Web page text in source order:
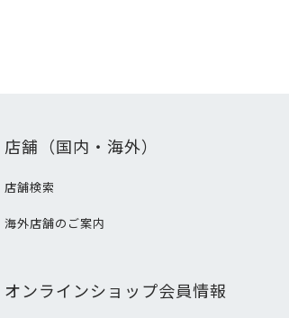
店舗（国内・海外）
店舗検索
海外店舗のご案内
オンラインショップ会員情報